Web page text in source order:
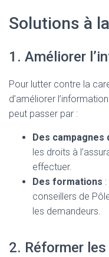
Solutions à
1. Améliorer
Pour lutter contre la
d’améliorer
peut passer par :
Des campagnes
les droits à
effectuer.
Des formations
conseillers de
les demandeurs.
2. Réformer